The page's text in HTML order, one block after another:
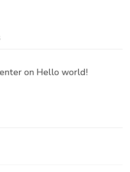
on Hello world!